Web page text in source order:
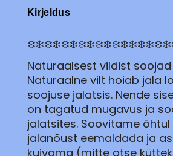
Kirjeldus
Naturaalsest vildist
Naturaalne vilt hoiab jala
soojuse jalatsis. Nende
on tagatud mugavus ja
jalatsites. Soovitame
jalanõust eemaldada ja
kuivama (mitte otse